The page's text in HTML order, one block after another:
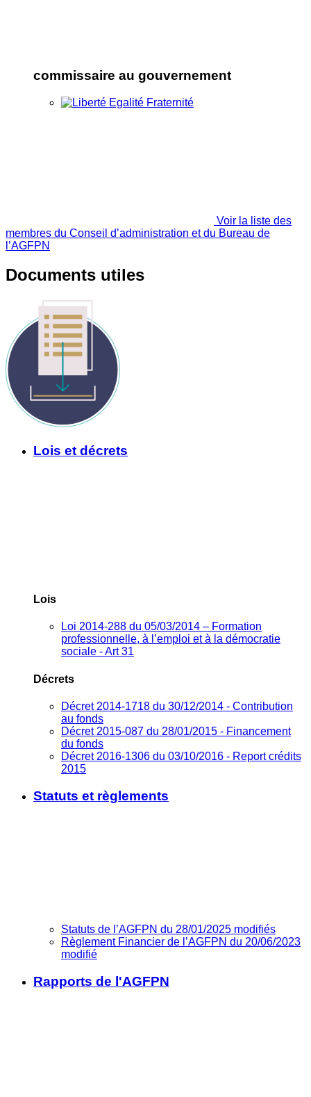
commissaire au gouvernement
Voir la liste des
membres du Conseil d’administration et du Bureau de
l’AGFPN
Documents utiles
Lois et décrets
Lois
Loi 2014-288 du 05/03/2014 – Formation
professionnelle, à l’emploi et à la démocratie
sociale - Art 31
Décrets
Décret 2014-1718 du 30/12/2014 - Contribution
au fonds
Décret 2015-087 du 28/01/2015 - Financement
du fonds
Décret 2016-1306 du 03/10/2016 - Report crédits
2015
Statuts et règlements
Statuts de l’AGFPN du 28/01/2025 modifiés
Règlement Financier de l’AGFPN du 20/06/2023
modifié
Rapports de l'AGFPN